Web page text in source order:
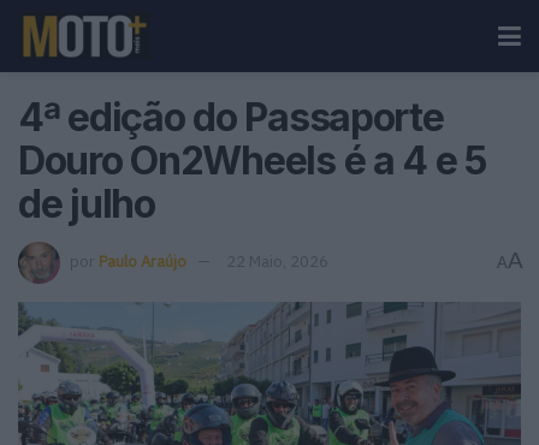
4ª edição do Passaporte
Douro On2Wheels é a 4 e 5
de julho
por Paulo Araújo 22 Maio, 2026 AA